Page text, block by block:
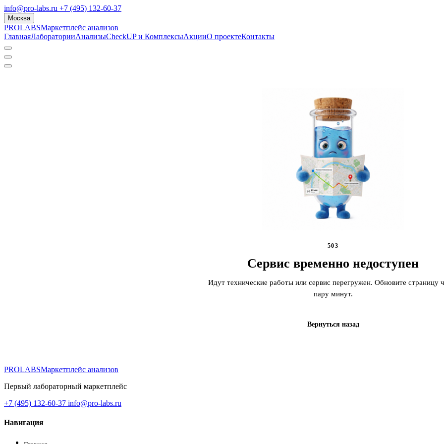
info@pro-labs.ru +7 (495) 132-60-37
Москва
PROLABSМаркетплейс анализов
ГлавнаяЛабораторииАнализыCheckUP и КомплексыАкцииО проектеКонтакты
503
Сервис временно недоступен
Идут технические работы или сервис перегружен. Обновите страницу
пару минут.
Вернуться назад
PROLABSМаркетплейс анализов
Первый лабораторный маркетплейс
+7 (495) 132-60-37 info@pro-labs.ru
Навигация